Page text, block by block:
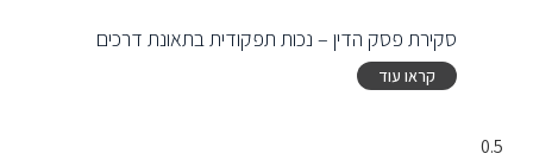
סקירת פסק הדין – נכות תפקודית בתאונת דרכים
קראו עוד